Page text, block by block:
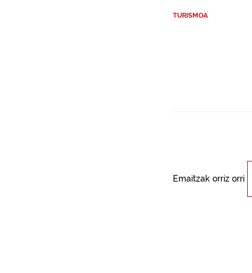
TURISMOA
Emaitzak orriz orri